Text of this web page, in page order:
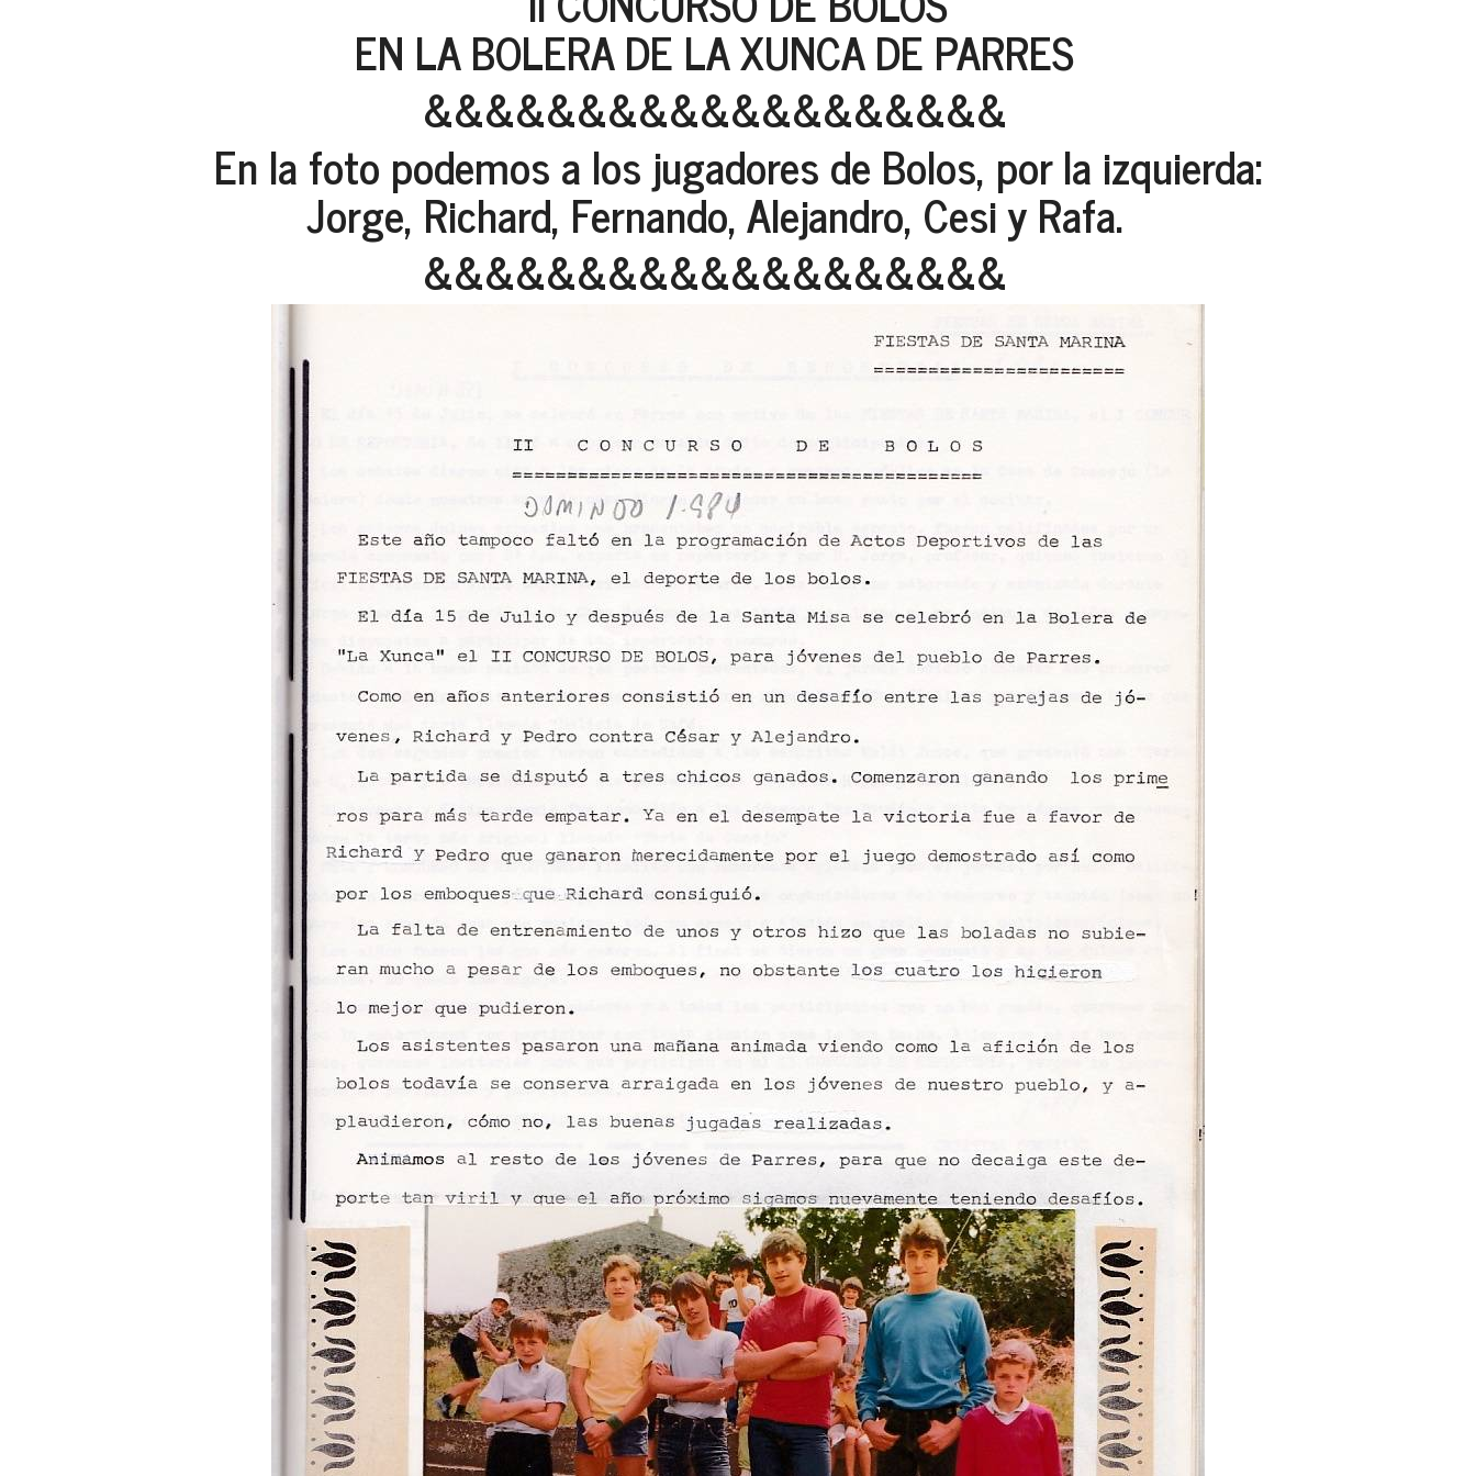
EN LA BOLERA DE LA XUNCA DE PARRES
&&&&&&&&&&&&&&&&&&&
En la foto podemos a los jugadores de Bolos, por la izquierda:
Jorge, Richard, Fernando, Alejandro, Cesi y Rafa.
&&&&&&&&&&&&&&&&&&&